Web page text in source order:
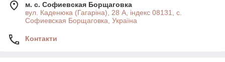
м. с. Софиевская Борщаговка
вул. Каденюка (Гагаріна), 28 А, індекс 08131, с.
Софиевская Борщаговка, Україна
Контакти